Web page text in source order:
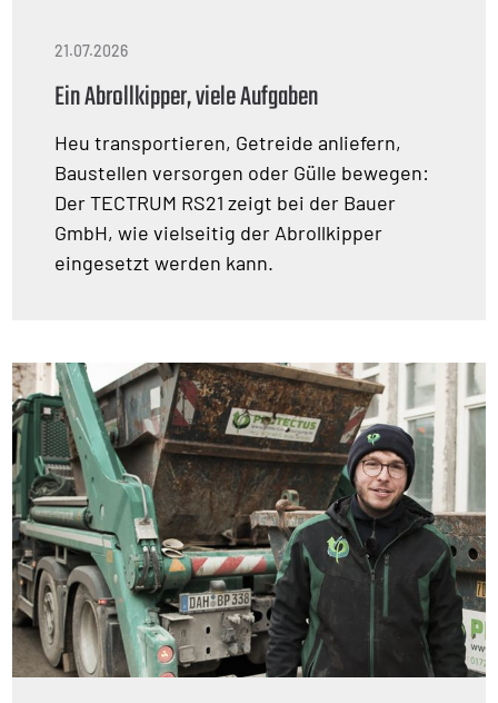
21.07.2026
Ein Abrollkipper, viele Aufgaben
Heu transportieren, Getreide anliefern,
Baustellen versorgen oder Gülle bewegen:
Der TECTRUM RS21 zeigt bei der Bauer
GmbH, wie vielseitig der Abrollkipper
eingesetzt werden kann.